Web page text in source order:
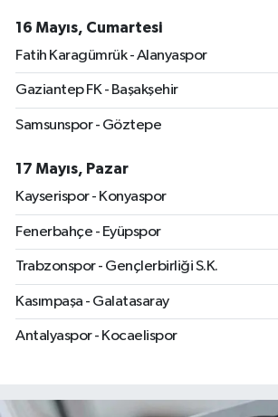
16 Mayıs, Cumartesi
Fatih Karagümrük - Alanyaspor
Gaziantep FK - Başakşehir
Samsunspor - Göztepe
17 Mayıs, Pazar
Kayserispor - Konyaspor
Fenerbahçe - Eyüpspor
Trabzonspor - Gençlerbirliği S.K.
Kasımpaşa - Galatasaray
Antalyaspor - Kocaelispor